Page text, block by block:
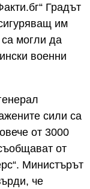
Градът
им
могли да
военни
сили са
от 3000
от
Министърът
че